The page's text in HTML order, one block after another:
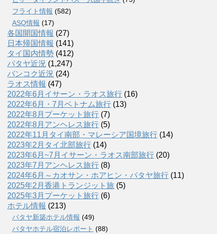
フライト情報 (582)
ASQ情報 (17)
各国開国情報 (27)
日本帰国情報 (141)
タイ国内情勢 (412)
パタヤ近況 (1,247)
バンコク近況 (24)
ラオス情報 (47)
2022年6月イサーン・ラオス旅行 (16)
2022年6月・7月ベトナム旅行 (13)
2022年8月プーケット旅行 (7)
2022年8月アンヘレス旅行 (5)
2022年11月タイ南部・マレーシア国境旅行 (14)
2023年2月タイ北部旅行 (14)
2023年6月~7月イサーン・ラオス南部旅行 (20)
2023年7月アンヘレス旅行 (8)
2024年6月～カオサン・ホアヒン・パタヤ旅行 (11)
2025年2月香港トランジット旅 (5)
2025年3月プーケット旅行 (6)
ホテル情報 (213)
パタヤ新築ホテル情報 (49)
パタヤホテル宿泊レポート (88)